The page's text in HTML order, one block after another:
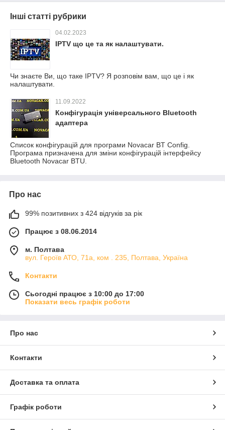
Інші статті рубрики
04.02.2023
IPTV що це та як налаштувати.
Чи знаєте Ви, що таке IPTV? Я розповім вам, що це і як
налаштувати.
11.09.2022
Конфігурація універсального Bluetooth
адаптера
Список конфігурацій для програми Novacar BT Config.
Програма призначена для зміни конфігурацій інтерфейсу
Bluetooth Novacar BTU.
Про нас
99% позитивних з 424 відгуків за рік
Працює з 08.06.2014
м. Полтава
вул. Героїв АТО, 71а, ком . 235, Полтава, Україна
Контакти
Сьогодні працює з 10:00 до 17:00
Показати весь графік роботи
Про нас
Контакти
Доставка та оплата
Графік роботи